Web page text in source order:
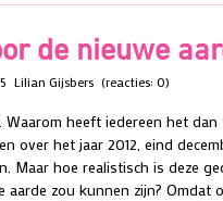
de nieuwe
Lilian Gijsbers (reacties: 0)
heeft iedereen het
over het jaar 2012, eind
Maar hoe realistisch is deze
aarde zou kunnen zijn? Omdat